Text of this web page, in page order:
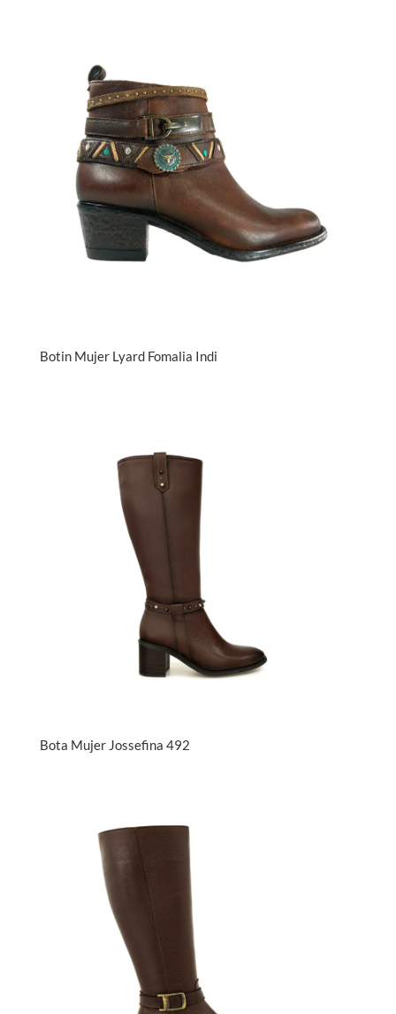
Botin Mujer Lyard Fomalia Indi
Bota Mujer Jossefina 492